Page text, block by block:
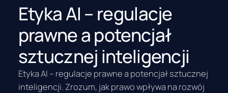
Etyka AI – regulacje
prawne a potencjał
sztucznej inteligencji
Etyka AI – regulacje prawne a potencjał sztucznej
inteligencji. Zrozum, jak prawo wpływa na rozwój